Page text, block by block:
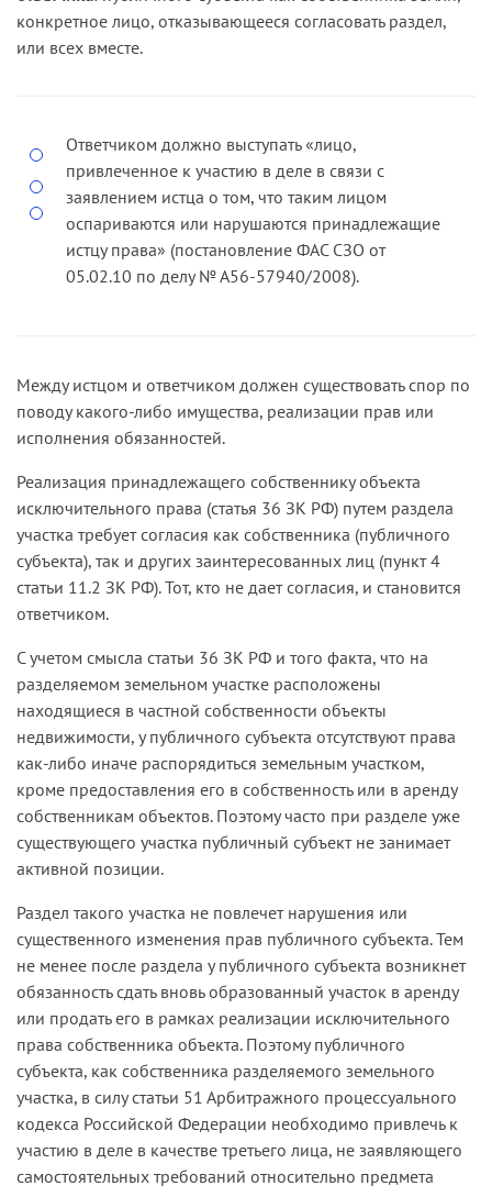
конкретное лицо, отказывающееся согласовать раздел,
или всех вместе.
Ответчиком должно выступать «лицо,
привлеченное к участию в деле в связи с
заявлением истца о том, что таким лицом
оспариваются или нарушаются принадлежащие
истцу права» (постановление ФАС СЗО от
05.02.10 по делу № А56-57940/2008).
Между истцом и ответчиком должен существовать спор по
поводу какого-либо имущества, реализации прав или
исполнения обязанностей.
Реализация принадлежащего собственнику объекта
исключительного права (статья 36 ЗК РФ) путем раздела
участка требует согласия как собственника (публичного
субъекта), так и других заинтересованных лиц (пункт 4
статьи 11.2 ЗК РФ). Тот, кто не дает согласия, и становится
ответчиком.
С учетом смысла статьи 36 ЗК РФ и того факта, что на
разделяемом земельном участке расположены
находящиеся в частной собственности объекты
недвижимости, у публичного субъекта отсутствуют права
как-либо иначе распорядиться земельным участком,
кроме предоставления его в собственность или в аренду
собственникам объектов. Поэтому часто при разделе уже
существующего участка публичный субъект не занимает
активной позиции.
Раздел такого участка не повлечет нарушения или
существенного изменения прав публичного субъекта. Тем
не менее после раздела у публичного субъекта возникнет
обязанность сдать вновь образованный участок в аренду
или продать его в рамках реализации исключительного
права собственника объекта. Поэтому публичного
субъекта, как собственника разделяемого земельного
участка, в силу статьи 51 Арбитражного процессуального
кодекса Российской Федерации необходимо привлечь к
участию в деле в качестве третьего лица, не заявляющего
самостоятельных требований относительно предмета